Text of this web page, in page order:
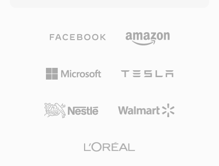
multimediakaders bestonden. Het formaat was
ook efficiënt te decoderen, zonder
op de 286- en 386-processoren van die tijd.
vroege pc-games en multimediapresentaties,
waar ontwikkelaars betrouwbare audio nodig
hardware-ecosysteem. Vandaag de dag
filterbank, past één psychoakoestisch model
kwantiseert en Huffman-codeert vervolgens
elke subband dienovereenkomstig. Typische
stereo, wat transparante kwaliteit oplevert met
eigenschappen verklaren waarom DVB-